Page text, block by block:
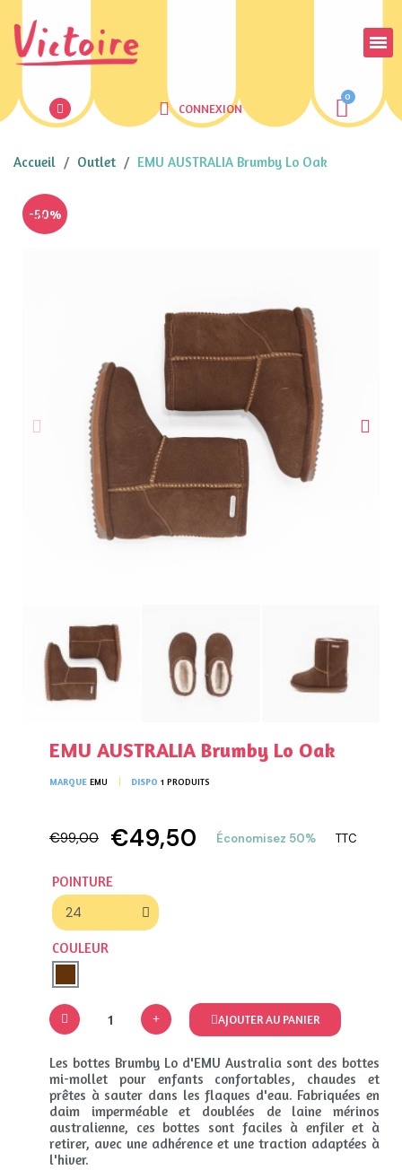
CONNEXION
Accueil Outlet EMU AUSTRALIA Brumby Lo Oak
-50%
EMU AUSTRALIA Brumby Lo Oak
MARQUE EMU DISPO 1 PRODUITS
€99,00 €49,50 Économisez 50% TTC
POINTURE
COULEUR
AJOUTER AU PANIER
Les bottes Brumby Lo d'EMU Australia sont des bottes
mi-mollet pour enfants confortables, chaudes et
prêtes à sauter dans les flaques d'eau. Fabriquées en
daim imperméable et doublées de laine mérinos
australienne, ces bottes sont faciles à enfiler et à
retirer, avec une adhérence et une traction adaptées à
l'hiver.